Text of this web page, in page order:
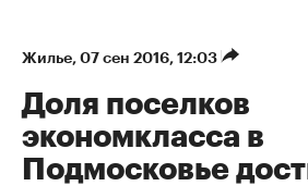
Жилье⁠, 07 сен 2016, 12:03
Доля поселков
экономкласса в
Подмосковье